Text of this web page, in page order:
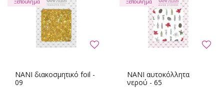
NANI διακοσμητικό foil -
09
Ξεπούλημα
NANI αυτοκόλλητα
νερού - 65
Ξεπούλημα